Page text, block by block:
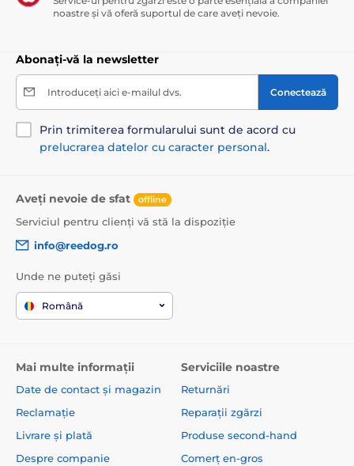
noastre și vă oferă suportul de care aveți nevoie.
Abonați-vă la newsletter
Introduceți aici e-mailul dvs. Conectează
Prin trimiterea formularului sunt de acord cu
prelucrarea datelor cu caracter personal.
Aveți nevoie de sfat offline
Serviciul pentru clienți vă stă la dispoziție
info@reedog.ro
Unde ne puteți găsi
Română
Mai multe informații
Date de contact și magazin
Reclamație
Livrare și plată
Despre companie
Serviciile noastre
Returnări
Reparații zgărzi
Produse second-hand
Comerț en-gros